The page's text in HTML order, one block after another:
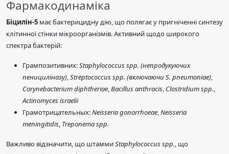
Фармакодинаміка
Біцилін-5 має бактерицидну дію, що полягає у пригніченні синтезу
клітинної стінки мікроорганізмів. Активний щодо широкого
спектра бактерій:
Грампозитивних:Staphylococcus spp. (непродукуючих
пенициліназу),Streptococcus spp. (включаючи S. pneumoniae),
Corynebacterium diphtheriae,Bacillus anthracis, Clostridium spp.,
Actinomyces israelii
Грамотрицательных:Neisseria gonorrhoeae,Neisseria
meningitidis, Treponema spp.
Важливо відзначити, що штаммиStaphylococcus spp., що